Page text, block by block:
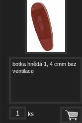
botka hnědá 1, 4 cmm bez
ventilace
ks